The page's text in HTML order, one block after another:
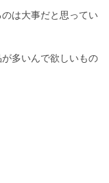
は大事だと思ってい
多いんで欲しいもの